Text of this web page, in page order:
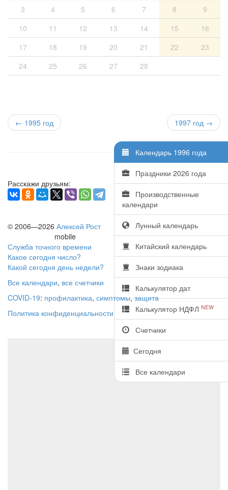
3
4 5 6 7 8
9
10
11 12 13 14 15
16
17
18 19 20 21 22
23
24
25 26 27 28
← 1995 год 1997 год →
Календарь 1996 года
Праздники 2026 года
Производственные
календари
Лунный календарь
Китайский календарь
Знаки зодиака
Калькулятор дат
Калькулятор НДФЛ NEW
Счетчики
Сегодня
Все календари
Расскажи друзьям:
© 2006—2026 Алексей Рост
mobile
Служба точного времени
Какое сегодня число?
Какой сегодня день недели?
Все календари, все счетчики
COVID-19: профилактика, симптомы,защита
Политика конфиденциальности